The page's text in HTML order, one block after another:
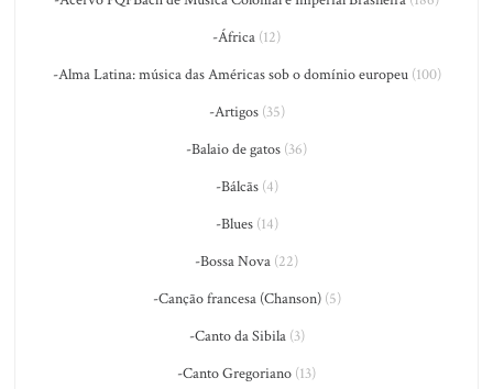
-África (12)
-Alma Latina: música das Américas sob o domínio europeu(100)
-Artigos(35)
-Balaio de gatos (36)
-Bálcãs(4)
-Blues(14)
-Bossa Nova (22)
-Canção francesa (Chanson)(5)
-Canto da Sibila(3)
-Canto Gregoriano (13)